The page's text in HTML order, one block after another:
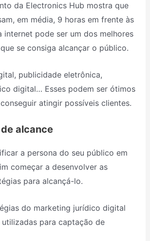
da Electronics Hub mostra que
em média, 9 horas em frente às
internet pode ser um dos melhores
se consiga alcançar o público.
publicidade eletrônica,
digital… Esses podem ser ótimos
atingir possíveis clientes.
alcance
a persona do seu público em
começar a desenvolver as
para alcançá-lo.
do marketing jurídico digital
para captação de